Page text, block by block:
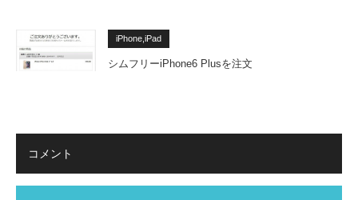
iPhone,iPad
シムフリーiPhone6 Plusを注文
コメント